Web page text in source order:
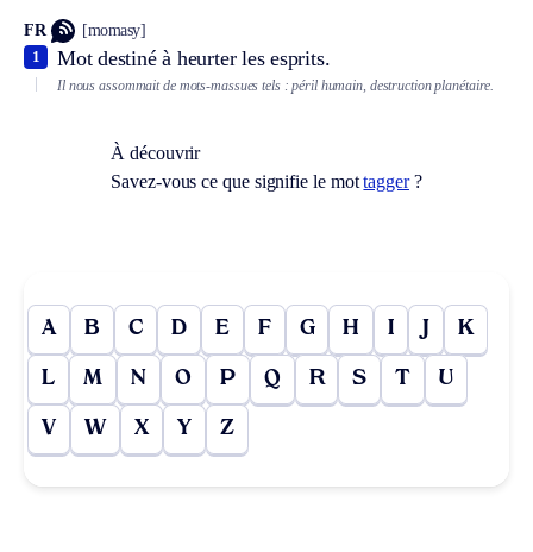
FR [momasy]
Mot destiné à heurter les esprits.
1
Il nous assommait de mots-massues tels : péril humain, destruction planétaire.
À découvrir
Savez-vous ce que signifie le mottagger?
A B C D E F G H I J K
L M N O P Q R S T U
V W X Y Z